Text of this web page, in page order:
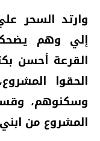
وارتد السحر
إلي وهم
القرعة أحسن
الحقوا
وسكنوهم،
المشروع من